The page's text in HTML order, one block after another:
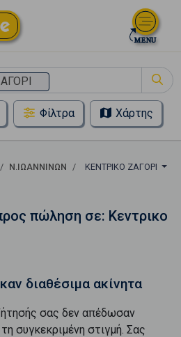
Φίλτρα Χάρτης
Ν.ΙΩΑΝΝΙΝΩΝ
ΚΕΝΤΡΙΚΟ ΖΑΓΟΡΙ
πώληση σε: Κεντρικο
διαθέσιμα ακίνητα
σας δεν απέδωσαν
συγκεκριμένη στιγμή. Σας